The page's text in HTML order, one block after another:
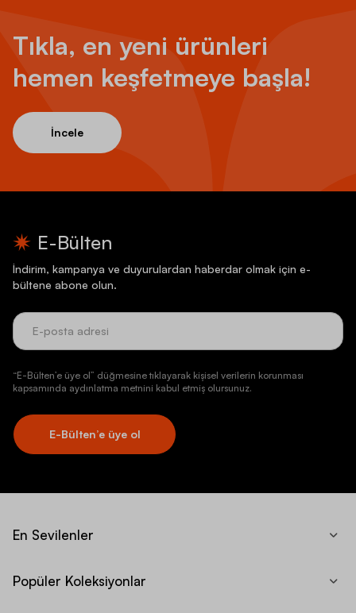
Tıkla, en yeni ürünleri
hemen keşfetmeye başla!
İncele
E-Bülten
İndirim, kampanya ve duyurulardan haberdar olmak için e-
bültene abone olun.
“E-Bülten’e üye ol” düğmesine tıklayarak kişisel verilerin korunması
kapsamında aydınlatma metnini kabul etmiş olursunuz.
E-Bülten’e üye ol
En Sevilenler
Popüler Koleksiyonlar